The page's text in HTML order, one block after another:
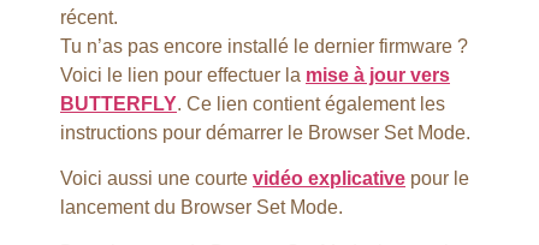
récent.
Tu n’as pas encore installé le dernier firmware ?
Voici le lien pour effectuer la mise à jour vers
BUTTERFLY. Ce lien contient également les
instructions pour démarrer le Browser Set Mode.
Voici aussi une courte vidéo explicative pour le
lancement du Browser Set Mode.